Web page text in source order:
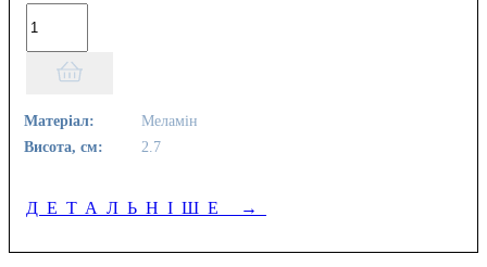
Матеріал:
Меламін
Висота, см:
2.7
ДЕТАЛЬНІШЕ →